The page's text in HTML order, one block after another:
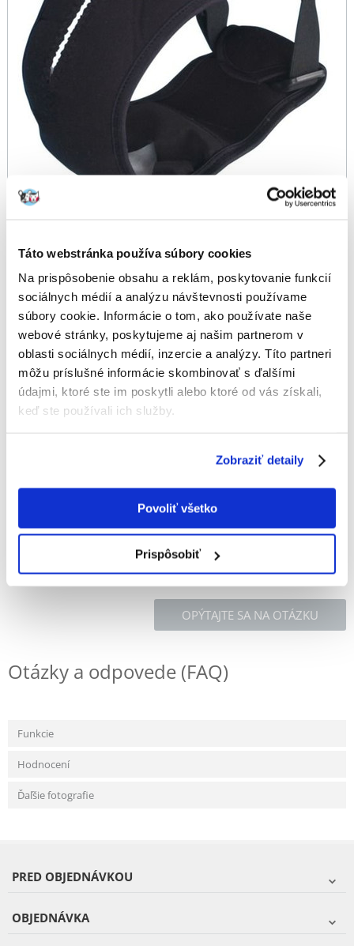
Táto webstránka používa súbory cookies
Na prispôsobenie obsahu a reklám, poskytovanie funkcií
sociálnych médií a analýzu návštevnosti používame
súbory cookie. Informácie o tom, ako používate naše
webové stránky, poskytujeme aj našim partnerom v
oblasti sociálnych médií, inzercie a analýzy. Títo partneri
môžu príslušné informácie skombinovať s ďalšími
údajmi, ktoré ste im poskytli alebo ktoré od vás získali,
keď ste používali ich služby.
Zobraziť detaily
Povoliť všetko
Prispôsobiť
TRIXIE Háracie nohavičky roz. 3
Výrobca:TRIXIE KÓD:6586
€7.28
Pozri ďalšie fotografie
OPÝTAJTE SA NA OTÁZKU
Otázky a odpovede (FAQ)
Funkcie
Hodnocení
Ďaľšie fotografie
PRED OBJEDNÁVKOU
OBJEDNÁVKA